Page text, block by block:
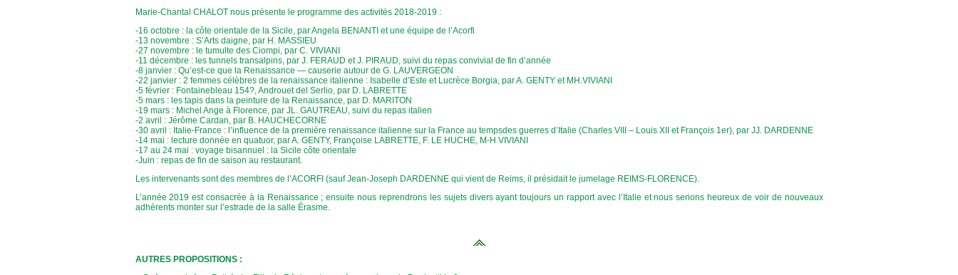
Marie-Chantal CHALOT nous présente le programme des activités 2018-2019 :
-16 octobre : la côte orientale de la Sicile, par Angela BENANTI et une équipe de l’Acorfi
-13 novembre : S’Arts daigne, par H. MASSIEU
-27 novembre : le tumulte des Ciompi, par C. VIVIANI
-11 décembre : les tunnels transalpins, par J. FERAUD et J. PIRAUD, suivi du repas convivial de fin d’année
-8 janvier : Qu’est-ce que la Renaissance — causerie autour de G. LAUVERGEON
-22 janvier : 2 femmes célèbres de la renaissance italienne : Isabelle d’Este et Lucrèce Borgia, par A. GENTY et MH.VIVIANI
-5 février : Fontainebleau 154?, Androuet del Serlio, par D. LABRETTE
-5 mars : les tapis dans la peinture de la Renaissance, par D. MARITON
-19 mars : Michel Ange à Florence, par JL. GAUTREAU, suivi du repas italien
-2 avril : Jérôme Cardan, par B. HAUCHECORNE
-30 avril : Italie-France : l’influence de la première renaissance italienne sur la France au tempsdes guerres d’Italie (Charles VIII – Louis XII et François 1er), par JJ. DARDENNE
-14 mai : lecture donnée en quatuor, par A. GENTY, Françoise LABRETTE, F. LE HUCHE, M-H VIVIANI
-17 au 24 mai : voyage bisannuel : la Sicile côte orientale
-Juin : repas de fin de saison au restaurant.
Les intervenants sont des membres de l’ACORFI (sauf Jean-Joseph DARDENNE qui vient de Reims, il présidait le jumelage REIMS-FLORENCE).
L’année 2019 est consacrée à la Renaissance ; ensuite nous reprendrons les sujets divers ayant toujours un rapport avec l’Italie et nous serions heureux de voir de nouveaux
adhérents monter sur l’estrade de la salle Érasme.
AUTRES PROPOSITIONS :